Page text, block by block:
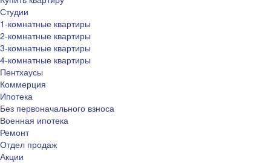
Студии
1-комнатные квартиры
2-комнатные квартиры
3-комнатные квартиры
4-комнатные квартиры
Пентхаусы
Коммерция
Ипотека
Без первоначального взноса
Военная ипотека
Ремонт
Отдел продаж
Акции